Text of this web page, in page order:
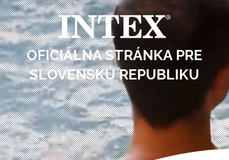
OFICIÁLNA STRÁNKA PRE
SLOVENSKÚ REPUBLIKU